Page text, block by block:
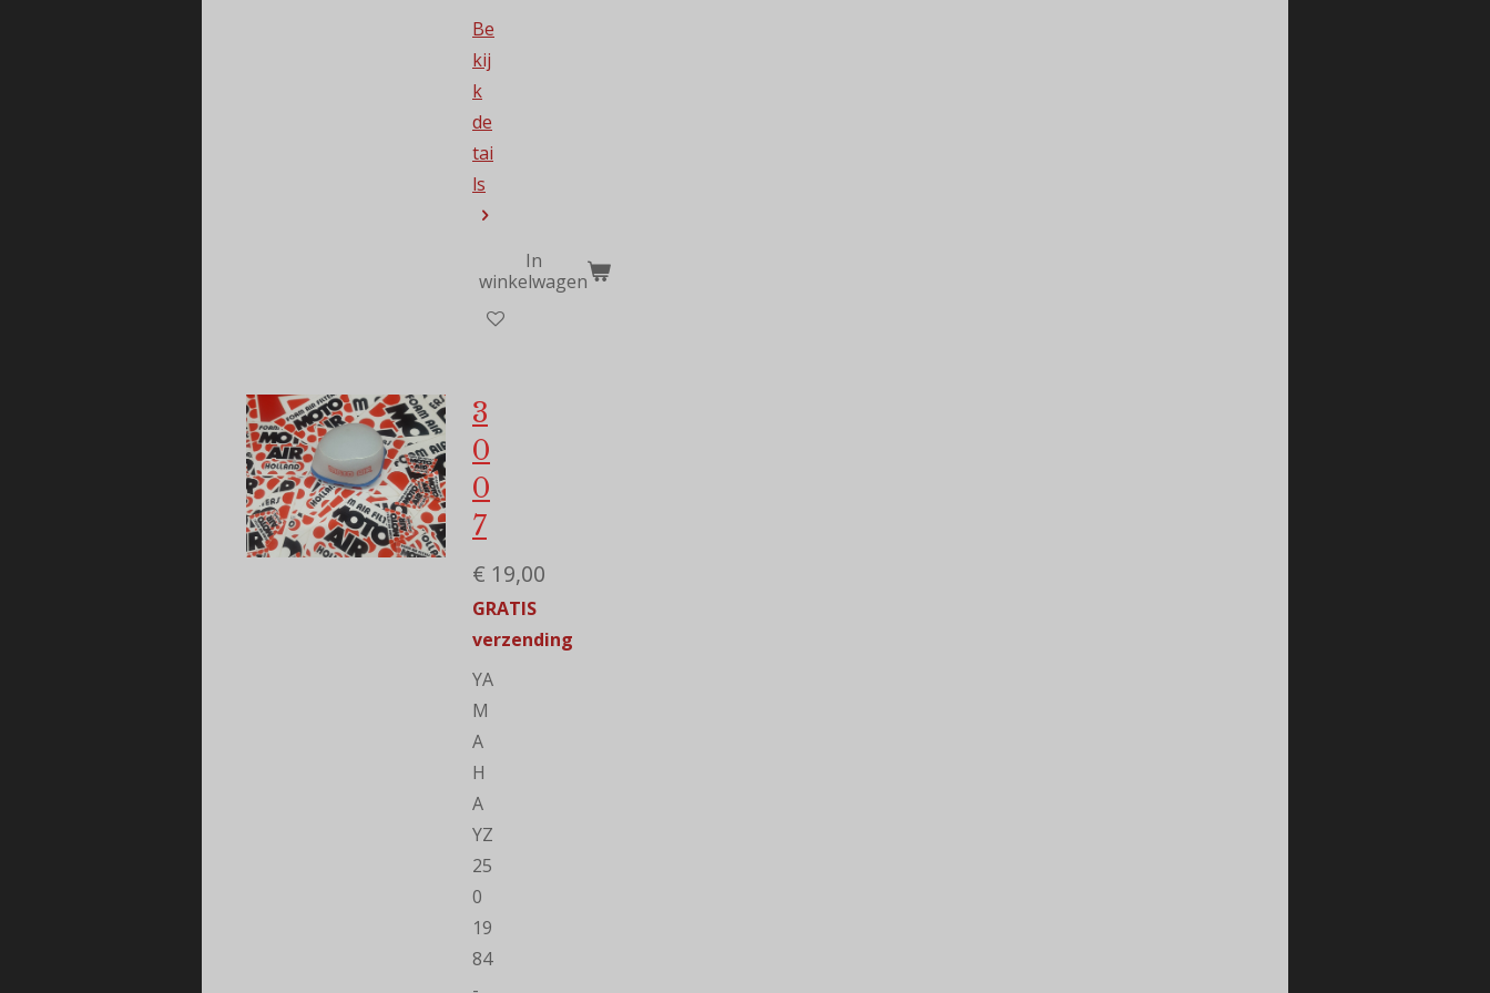
Be
kij
k
de
tai
ls
In
winkelwagen
3
0
0
7
€ 19,00
GRATIS
verzending
YA
M
A
H
A
YZ
25
0
19
84